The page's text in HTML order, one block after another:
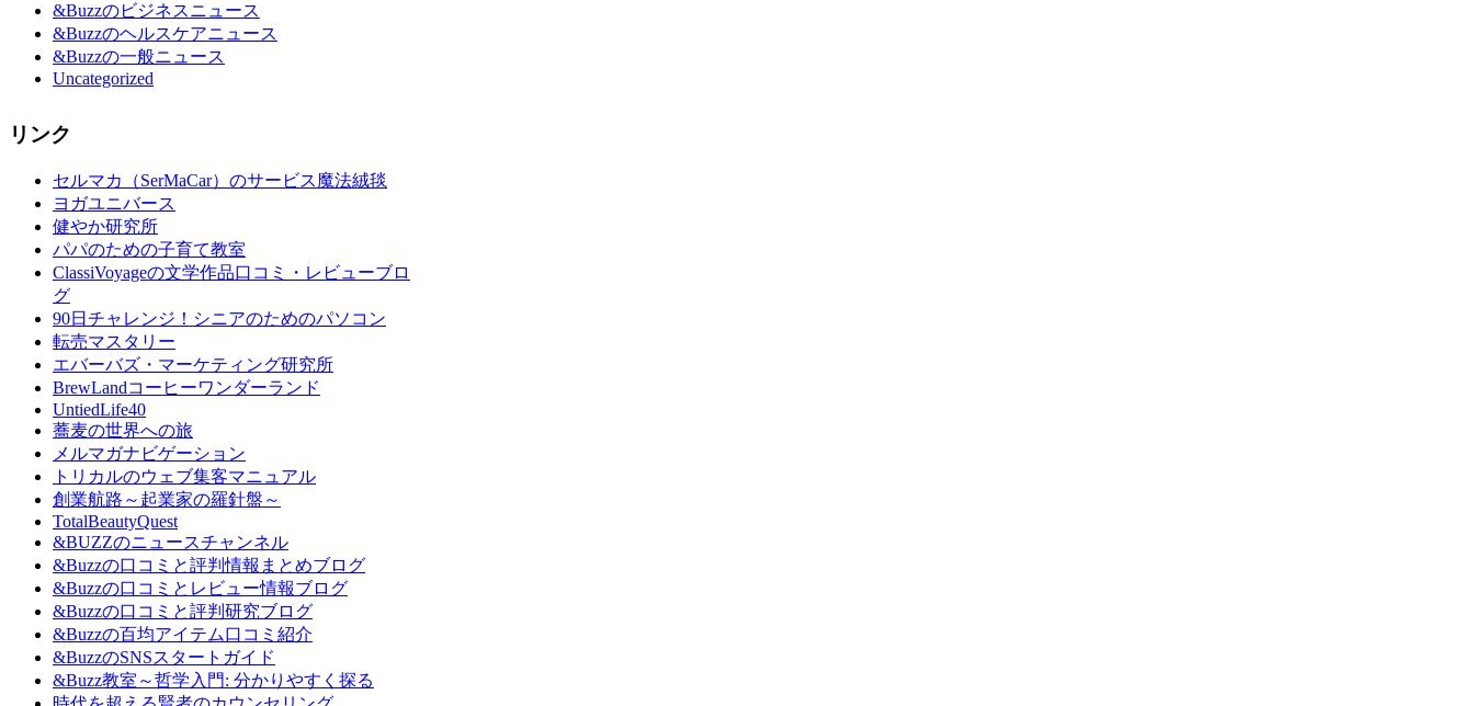
&Buzzのビジネスニュース
&Buzzのヘルスケアニュース
&Buzzの一般ニュース
Uncategorized
リンク
セルマカ（SerMaCar）のサービス魔法絨毯
ヨガユニバース
健やか研究所
パパのための子育て教室
ClassiVoyageの文学作品口コミ・レビューブロ
グ
90日チャレンジ！シニアのためのパソコン
転売マスタリー
エバーバズ・マーケティング研究所
BrewLandコーヒーワンダーランド
UntiedLife40
蕎麦の世界への旅
メルマガナビゲーション
トリカルのウェブ集客マニュアル
創業航路～起業家の羅針盤～
TotalBeautyQuest
&BUZZのニュースチャンネル
&Buzzの口コミと評判情報まとめブログ
&Buzzの口コミとレビュー情報ブログ
&Buzzの口コミと評判研究ブログ
&Buzzの百均アイテム口コミ紹介
&BuzzのSNSスタートガイド
&Buzz教室～哲学入門: 分かりやすく探る